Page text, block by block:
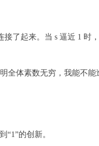
了起来。当 s 逼近 1 时
体素数无穷，我能不
“1”的创新。